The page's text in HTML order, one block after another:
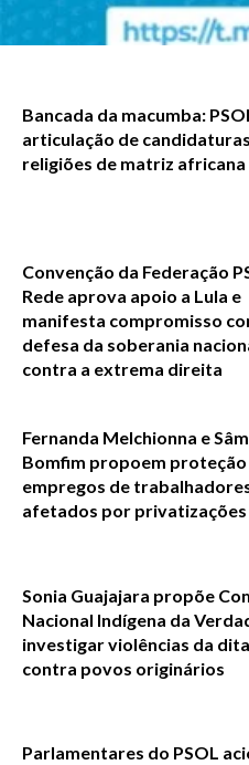
Bancada da macumba:
articulação de
religiões de matriz africana
Convenção da Federação
Rede aprova apoio a Lula e
manifesta compromisso
defesa da soberania
contra a extrema direita
Fernanda Melchionna e
Bomfim propoem proteção
empregos de
afetados por privatizações
Sonia Guajajara propõe
Nacional Indígena da
investigar violências da
contra povos originários
Parlamentares do PSOL